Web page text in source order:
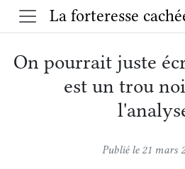
La forteresse
On pourrait juste
est un trou
Publié le 21 mars